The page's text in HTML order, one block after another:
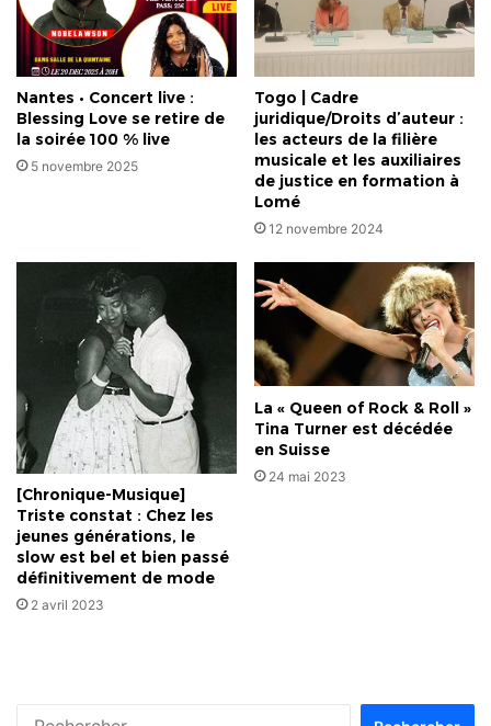
Nantes • Concert live :
Blessing Love se retire de
la soirée 100 % live
5 novembre 2025
Togo | Cadre
juridique/Droits d’auteur :
les acteurs de la filière
musicale et les auxiliaires
de justice en formation à
Lomé
12 novembre 2024
[Chronique-Musique]
Triste constat : Chez les
jeunes générations, le
slow est bel et bien passé
définitivement de mode
2 avril 2023
La « Queen of Rock & Roll »
Tina Turner est décédée
en Suisse
24 mai 2023